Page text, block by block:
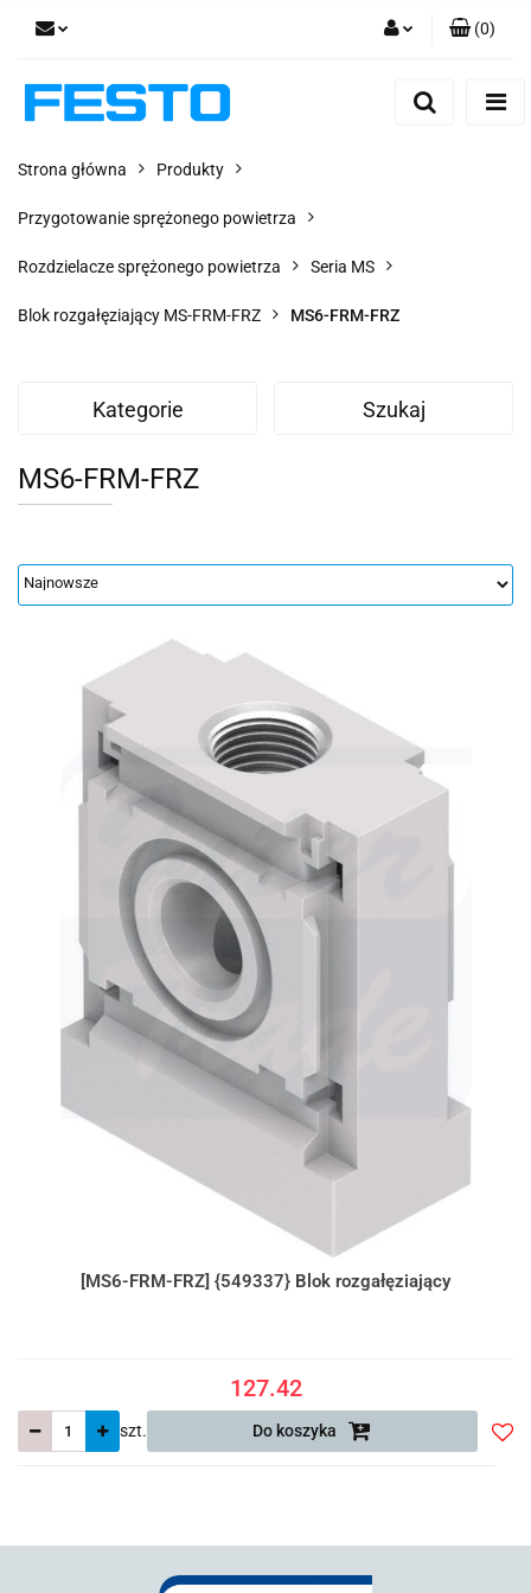
(0)
Strona główna Produkty
Przygotowanie sprężonego powietrza
Rozdzielacze sprężonego powietrza Seria MS
Blok rozgałęziający MS-FRM-FRZ MS6-FRM-FRZ
Kategorie Szukaj
MS6-FRM-FRZ
[MS6-FRM-FRZ] {549337} Blok rozgałęziający
127.42
szt. Do koszyka